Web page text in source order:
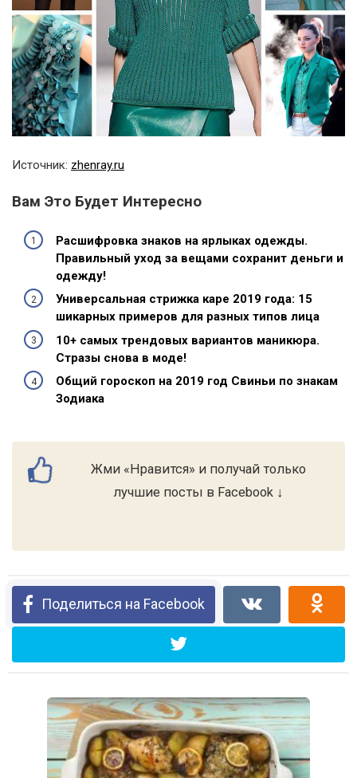
Источник: zhenray.ru
Вам Это Будет Интересно
Расшифровка знаков на ярлыках одежды.
Правильный уход за вещами сохранит деньги и
одежду!
Универсальная стрижка каре 2019 года: 15
шикарных примеров для разных типов лица
10+ самых трендовых вариантов маникюра.
Стразы снова в моде!
Общий гороскоп на 2019 год Свиньи по знакам
Зодиака
Жми «Нравится» и получай только
лучшие посты в Facebook ↓
Поделиться на Facebook